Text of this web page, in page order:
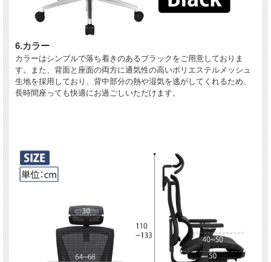
6.カラー
カラーはシンプルで落ち着きのあるブラックをご用意しておりま
す。また、背面と座面の両方に通気性の高いポリエステルメッシュ
生地を採用しており、背中部分の熱や湿気を逃がしてくれるため、
長時間座っても快適にお過ごしいただけます。